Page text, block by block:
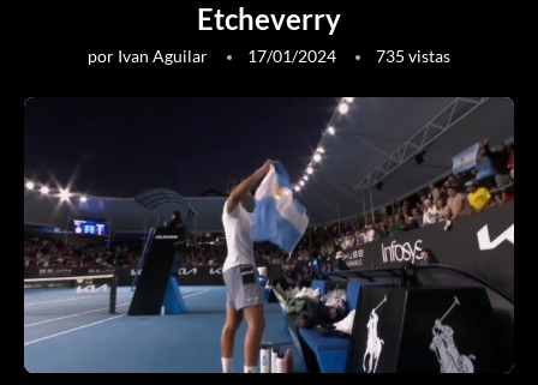
Etcheverry
por Ivan Aguilar 17/01/2024 735 vistas